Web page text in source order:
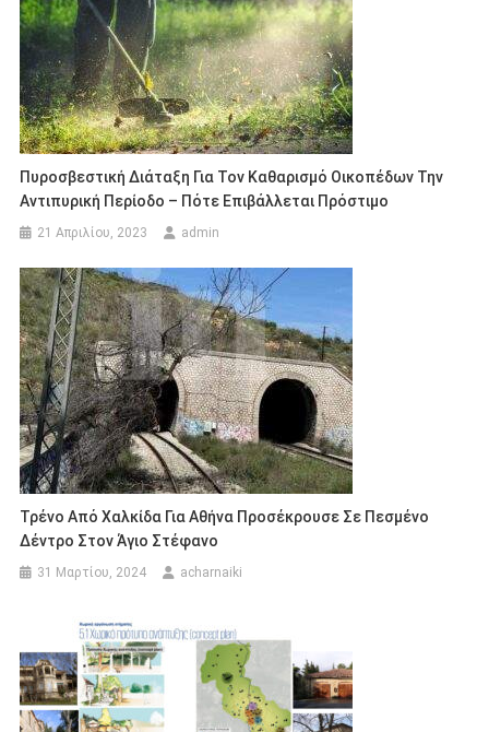
Πυροσβεστική Διάταξη Για Τον Καθαρισμό Οικοπέδων Την
Αντιπυρική Περίοδο – Πότε Επιβάλλεται Πρόστιμο
21 Απριλίου, 2023 admin
Τρένο Από Χαλκίδα Για Αθήνα Προσέκρουσε Σε Πεσμένο
Δέντρο Στον Άγιο Στέφανο
31 Μαρτίου, 2024 acharnaiki